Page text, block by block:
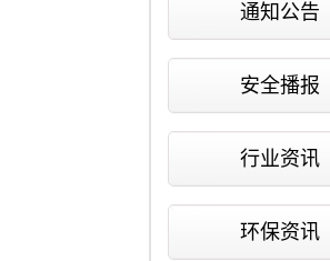
通知公告
安全播报
行业资讯
环保资讯